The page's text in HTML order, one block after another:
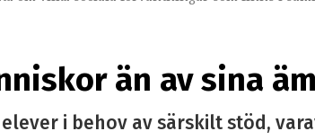
än av sina
i behov av särskilt stöd,